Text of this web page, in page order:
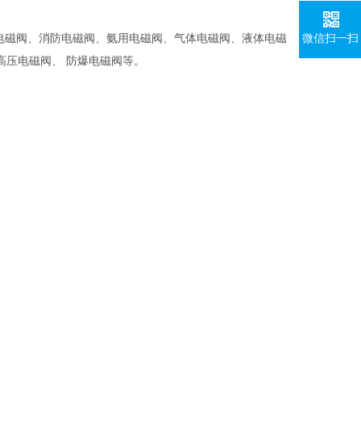
阀、消防电磁阀、氨用电磁阀、气体电磁阀、液体电磁
电磁阀、 防爆电磁阀等。
微信扫一扫